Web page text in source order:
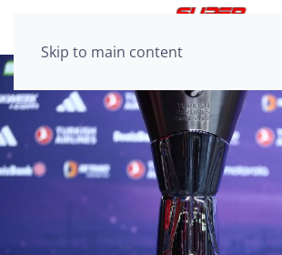
Skip to main content